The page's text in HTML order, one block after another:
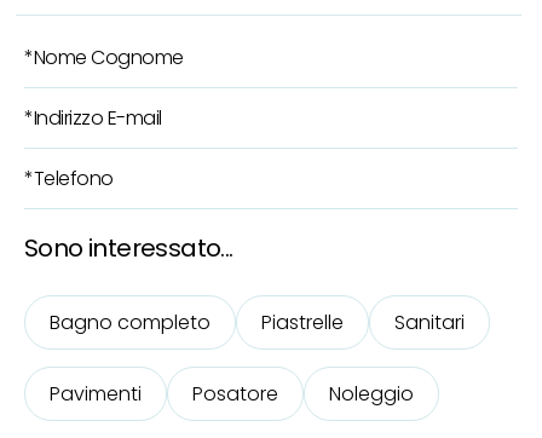
Sono interessato...
Bagno completo Piastrelle Sanitari
Pavimenti Posatore Noleggio